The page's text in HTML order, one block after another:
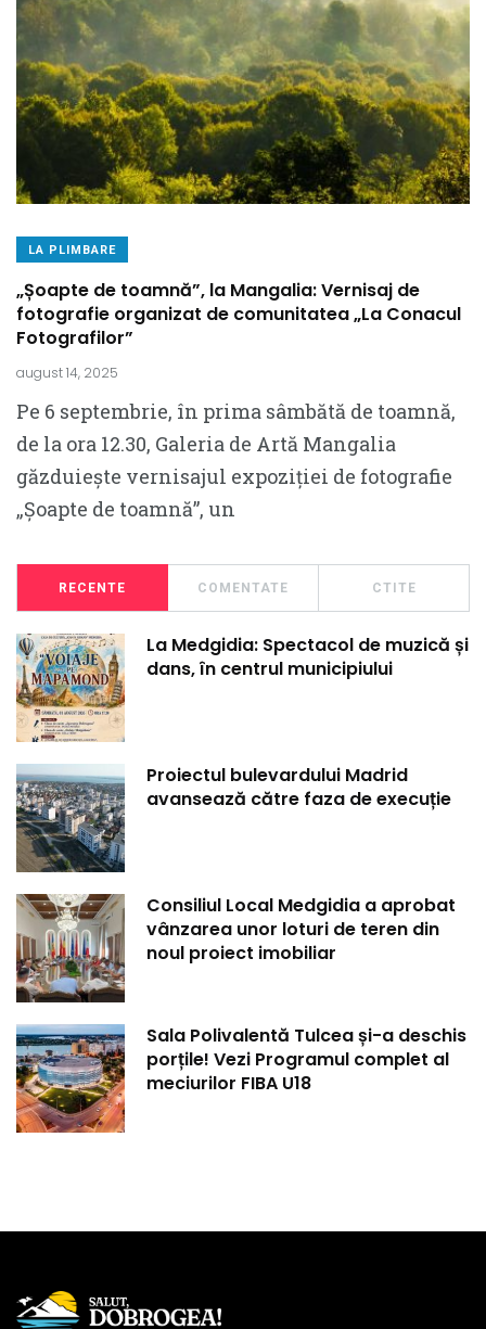
LA PLIMBARE
„Șoapte de toamnă”, la Mangalia: Vernisaj de
fotografie organizat de comunitatea „La Conacul
Fotografilor”
august 14, 2025
Pe 6 septembrie, în prima sâmbătă de toamnă,
de la ora 12.30, Galeria de Artă Mangalia
găzduiește vernisajul expoziției de fotografie
„Șoapte de toamnă”, un
RECENTE COMENTATE CTITE
La Medgidia: Spectacol de muzică și
dans, în centrul municipiului
Proiectul bulevardului Madrid
avansează către faza de execuție
Consiliul Local Medgidia a aprobat
vânzarea unor loturi de teren din
noul proiect imobiliar
Sala Polivalentă Tulcea și-a deschis
porțile! Vezi Programul complet al
meciurilor FIBA U18